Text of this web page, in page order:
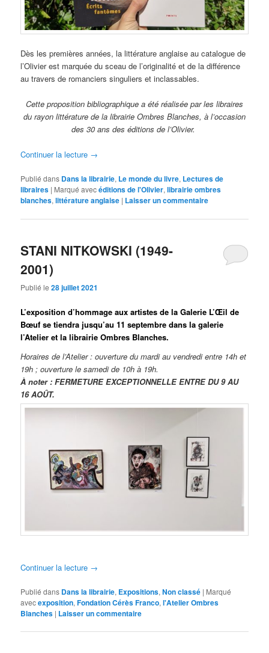
Dès les premières années, la littérature anglaise au catalogue de
l’Olivier est marquée du sceau de l’originalité et de la différence
au travers de romanciers singuliers et inclassables.
Cette proposition bibliographique a été réalisée par les libraires
du rayon littérature de la librairie Ombres Blanches, à l’occasion
des 30 ans des éditions de l’Olivier.
Continuer la lecture →
Publié dans Dans la librairie, Le monde du livre, Lectures de
libraires | Marqué avecéditions de l'Olivier,librairie ombres
blanches,littérature anglaise | Laisser un commentaire
STANI NITKOWSKI (1949-
2001)
Publié le28 juillet 2021
L’exposition d’hommage aux artistes de la Galerie L’Œil de
Bœuf se tiendra jusqu’au 11 septembre dans la galerie
l’Atelier et la librairie Ombres Blanches.
Horaires de l’Atelier : ouverture du mardi au vendredi entre 14h et
19h ; ouverture le samedi de 10h à 19h.
À noter : FERMETURE EXCEPTIONNELLE ENTRE DU 9 AU
16 AOÛT.
Continuer la lecture →
Publié dans Dans la librairie, Expositions,Non classé | Marqué
avecexposition,Fondation Cérès Franco,l'Atelier Ombres
Blanches | Laisser un commentaire